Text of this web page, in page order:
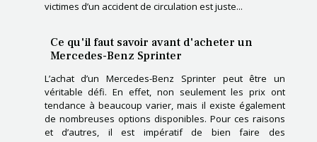
victimes d’un accident de circulation est juste...
Ce qu'il faut savoir avant d'acheter un
Mercedes-Benz Sprinter
L’achat d’un Mercedes-Benz Sprinter peut être un
véritable défi. En effet, non seulement les prix ont
tendance à beaucoup varier, mais il existe également
de nombreuses options disponibles. Pour ces raisons
et d’autres, il est impératif de bien faire des